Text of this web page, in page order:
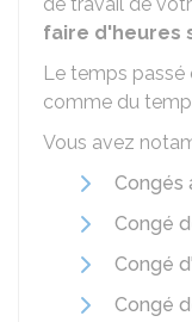
faire d'heures
Le temps
comme du
Vous avez
Congés
Congé
Congé
Congé